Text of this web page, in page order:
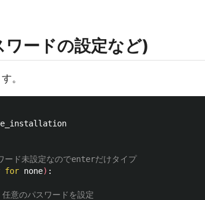
ードの設定など)
。
ード未設定なのでenterだけタイプ
for none) :
意のパスワードを設定